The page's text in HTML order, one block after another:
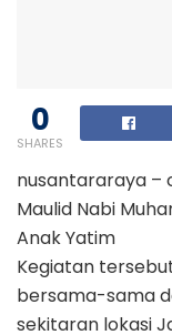
0
SHARES
nusantararaya –
Maulid Nabi
Anak Yatim
Kegiatan
bersama-sama
sekitaran lokasi